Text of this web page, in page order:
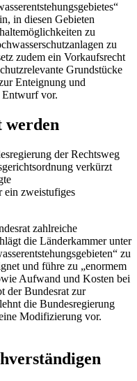
in diesen Gebieten
zu
zu
zudem ein Vorkaufsrecht
Grundstücke
Enteignung und
Entwurf vor.
werden
der Rechtsweg
verkürzt
ein zweistufiges
zahlreiche
die Länderkammer unter
zu
und führe zu „enormem
Aufwand und Kosten bei
der Bundesrat zur
die Bundesregierung
Modifizierung vor.